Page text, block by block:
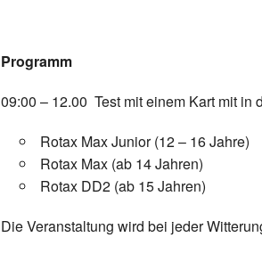
Programm
09:00 – 12.00 Test mit einem Kart mit in
Rotax Max Junior (12 – 16 Jahre)
Rotax Max (ab 14 Jahren)
Rotax DD2 (ab 15 Jahren)
Die Veranstaltung wird bei jeder